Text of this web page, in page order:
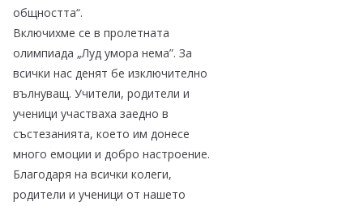
общността“.
Включихме се в пролетната
олимпиада „Луд умора нема”. За
всички нас денят бе изключително
вълнуващ. Учители, родители и
ученици участваха заедно в
състезанията, което им донесе
много емоции и добро настроение.
Благодаря на всички колеги,
родители и ученици от нашето